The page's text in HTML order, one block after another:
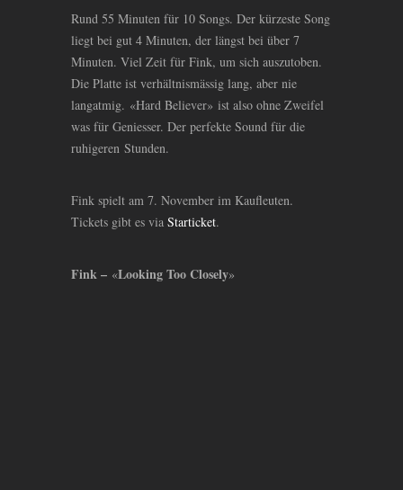
Rund 55 Minuten für 10 Songs. Der kürzeste Song
liegt bei gut 4 Minuten, der längst bei über 7
Minuten. Viel Zeit für Fink, um sich auszutoben.
Die Platte ist verhältnismässig lang, aber nie
langatmig. «Hard Believer» ist also ohne Zweifel
was für Geniesser. Der perfekte Sound für die
ruhigeren Stunden.
Fink spielt am 7. November im Kaufleuten.
Tickets gibt es via Starticket.
Fink – «Looking Too Closely»